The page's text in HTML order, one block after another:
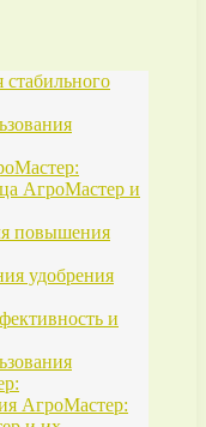
АгроМастер и
повышения
удобрения
и
АгроМастер: